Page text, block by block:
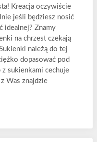
Kreacja oczywiście
jeśli będziesz nosić
idealnej? Znamy
na chrzest czekają
należą do tej
dopasować pod
z sukienkami cechuje
Was znajdzie